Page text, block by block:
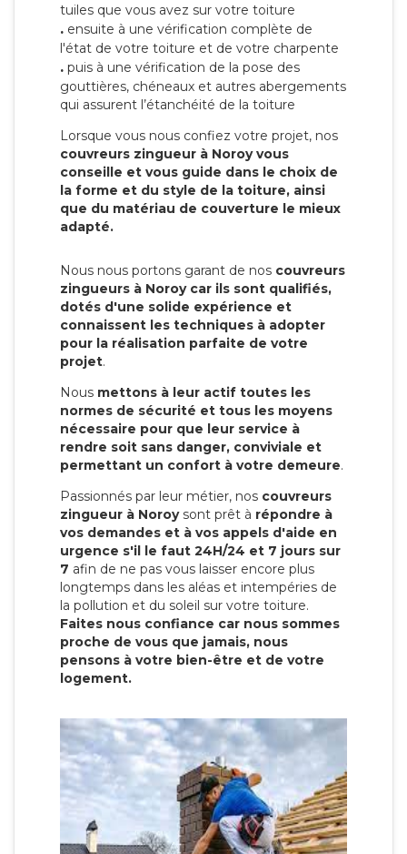
tuiles que vous avez sur votre toiture
. ensuite à une vérification complète de
l'état de votre toiture et de votre charpente
. puis à une vérification de la pose des
gouttières, chéneaux et autres abergements
qui assurent l’étanchéité de la toiture
Lorsque vous nous confiez votre projet, nos
couvreurs zingueur à Noroy vous
conseille et vous guide dans le choix de
la forme et du style de la toiture, ainsi
que du matériau de couverture le mieux
adapté.
Nous nous portons garant de nos couvreurs
zingueurs à Noroy car ils sont qualifiés,
dotés d'une solide expérience et
connaissent les techniques à adopter
pour la réalisation parfaite de votre
projet.
Nous mettons à leur actif toutes les
normes de sécurité et tous les moyens
nécessaire pour que leur service à
rendre soit sans danger, conviviale et
permettant un confort à votre demeure.
Passionnés par leur métier, nos couvreurs
zingueur à Noroysont prêt à répondre à
vos demandes et à vos appels d'aide en
urgence s'il le faut 24H/24 et 7 jours sur
7 afin de ne pas vous laisser encore plus
longtemps dans les aléas et intempéries de
la pollution et du soleil sur votre toiture.
Faites nous confiance car nous sommes
proche de vous que jamais, nous
pensons à votre bien-être et de votre
logement.